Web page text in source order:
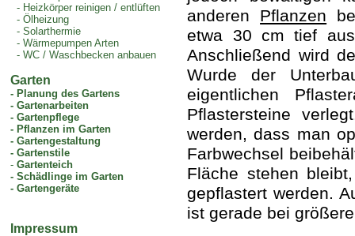
- Heizkörper reinigen / entlüften
-Ölheizung
-Solarthermie
-Wärmepumpen Arten
-WC / Waschbecken anbauen
Garten
- Planung des Gartens
-Gartenarbeiten
-Gartenpflege
- Pflanzen im Garten
-Gartengestaltung
-Gartenstile
-Gartenteich
-Schädlinge im Garten
-Gartengeräte
Impressum
anderen Pflanzen
etwa 30 cm tief
Anschließend wird
Wurde der
eigentlichen
Pflastersteine
werden, dass man
Farbwechsel
Fläche stehen
gepflastert werden.
ist gerade bei